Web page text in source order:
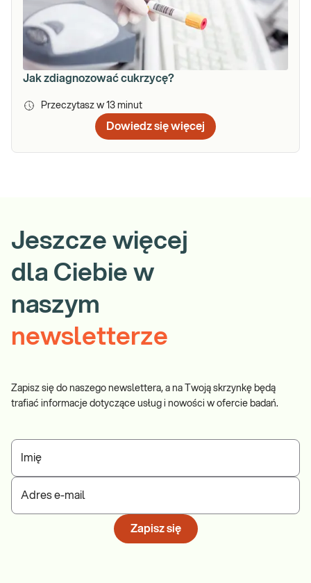
Jak zdiagnozować cukrzycę?
Przeczytasz w 13 minut
Dowiedz się więcej
Jeszcze więcej
dla Ciebie w
naszym
newsletterze
Zapisz się do naszego newslettera, a na Twoją skrzynkę będą
trafiać informacje dotyczące usług i nowości w ofercie badań.
Imię
Adres e-mail
Zapisz się